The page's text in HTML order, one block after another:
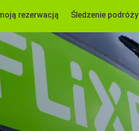
rezerwacją Śledzenie podróży